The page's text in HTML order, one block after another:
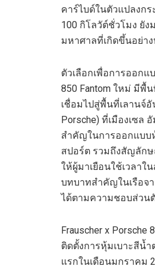
คาร์ไบด์ในตัวแปลงก
100 กิโลวัต์ชั่วโมง ยัง
มหาศาลที่เกิดขึ้นอย่า
ตัวเลือกเพื่อการออกแ
850 Fantom ใหม่ มีพื้น
เชื่อมไปสู่พื้นที่เลานจ์อั
Porsche) ที่เมืองเซล
สำคัญในการออกแบบ
สปอร์ต รวมถึงสัญลัก
ให้ผู้มาเยือนใช้เวลาใน
บทบาทสำคัญในเรือจ
ได้ตามความชอบส่วน
Frauscher x Porsche
ติดตั้งการหุ้มเบาะสีน้ำ
แรกในเดือนมกราคม